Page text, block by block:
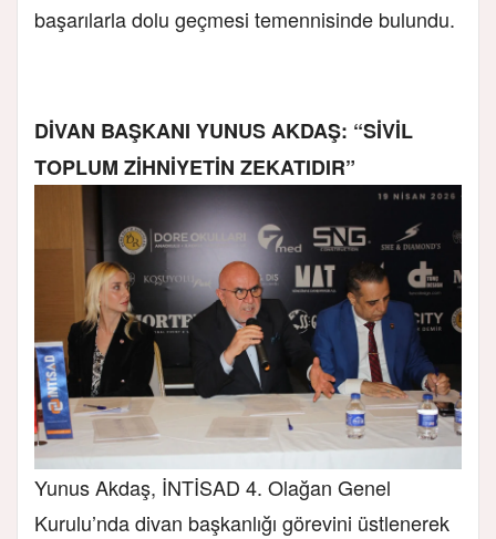
başarılarla dolu geçmesi temennisinde bulundu.
DİVAN BAŞKANI YUNUS AKDAŞ: “SİVİL
TOPLUM ZİHNİYETİN ZEKATIDIR”
Yunus Akdaş, İNTİSAD 4. Olağan Genel
Kurulu’nda divan başkanlığı görevini üstlenerek